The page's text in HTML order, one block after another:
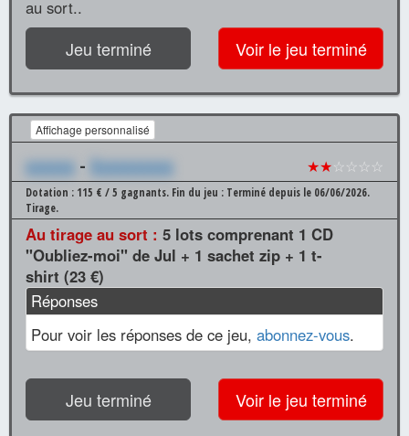
au sort..
Jeu terminé Voir le jeu terminé
Affichage personnalisé
xxxxxx - Xxxxxxxxxx ★★☆☆☆☆
Dotation : 115 € / 5 gagnants. Fin du jeu : Terminé depuis le 06/06/2026.
Tirage.
Au tirage au sort : 5 lots comprenant 1 CD
"Oubliez-moi" de Jul + 1 sachet zip + 1 t-
shirt (23 €)
Réponses
Pour voir les réponses de ce jeu, abonnez-vous.
Jeu terminé Voir le jeu terminé